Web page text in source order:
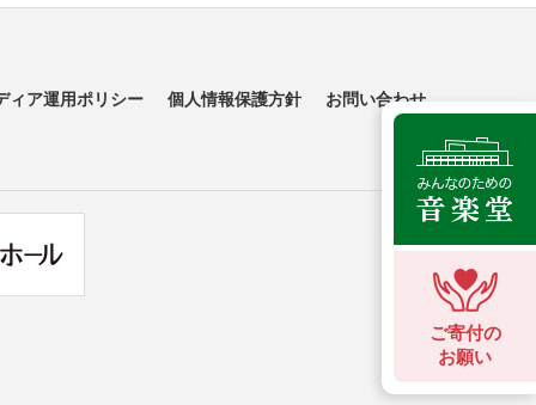
ご寄付の
お願い
ィア運用ポリシー 個人情報保護方針 お問い合わせ